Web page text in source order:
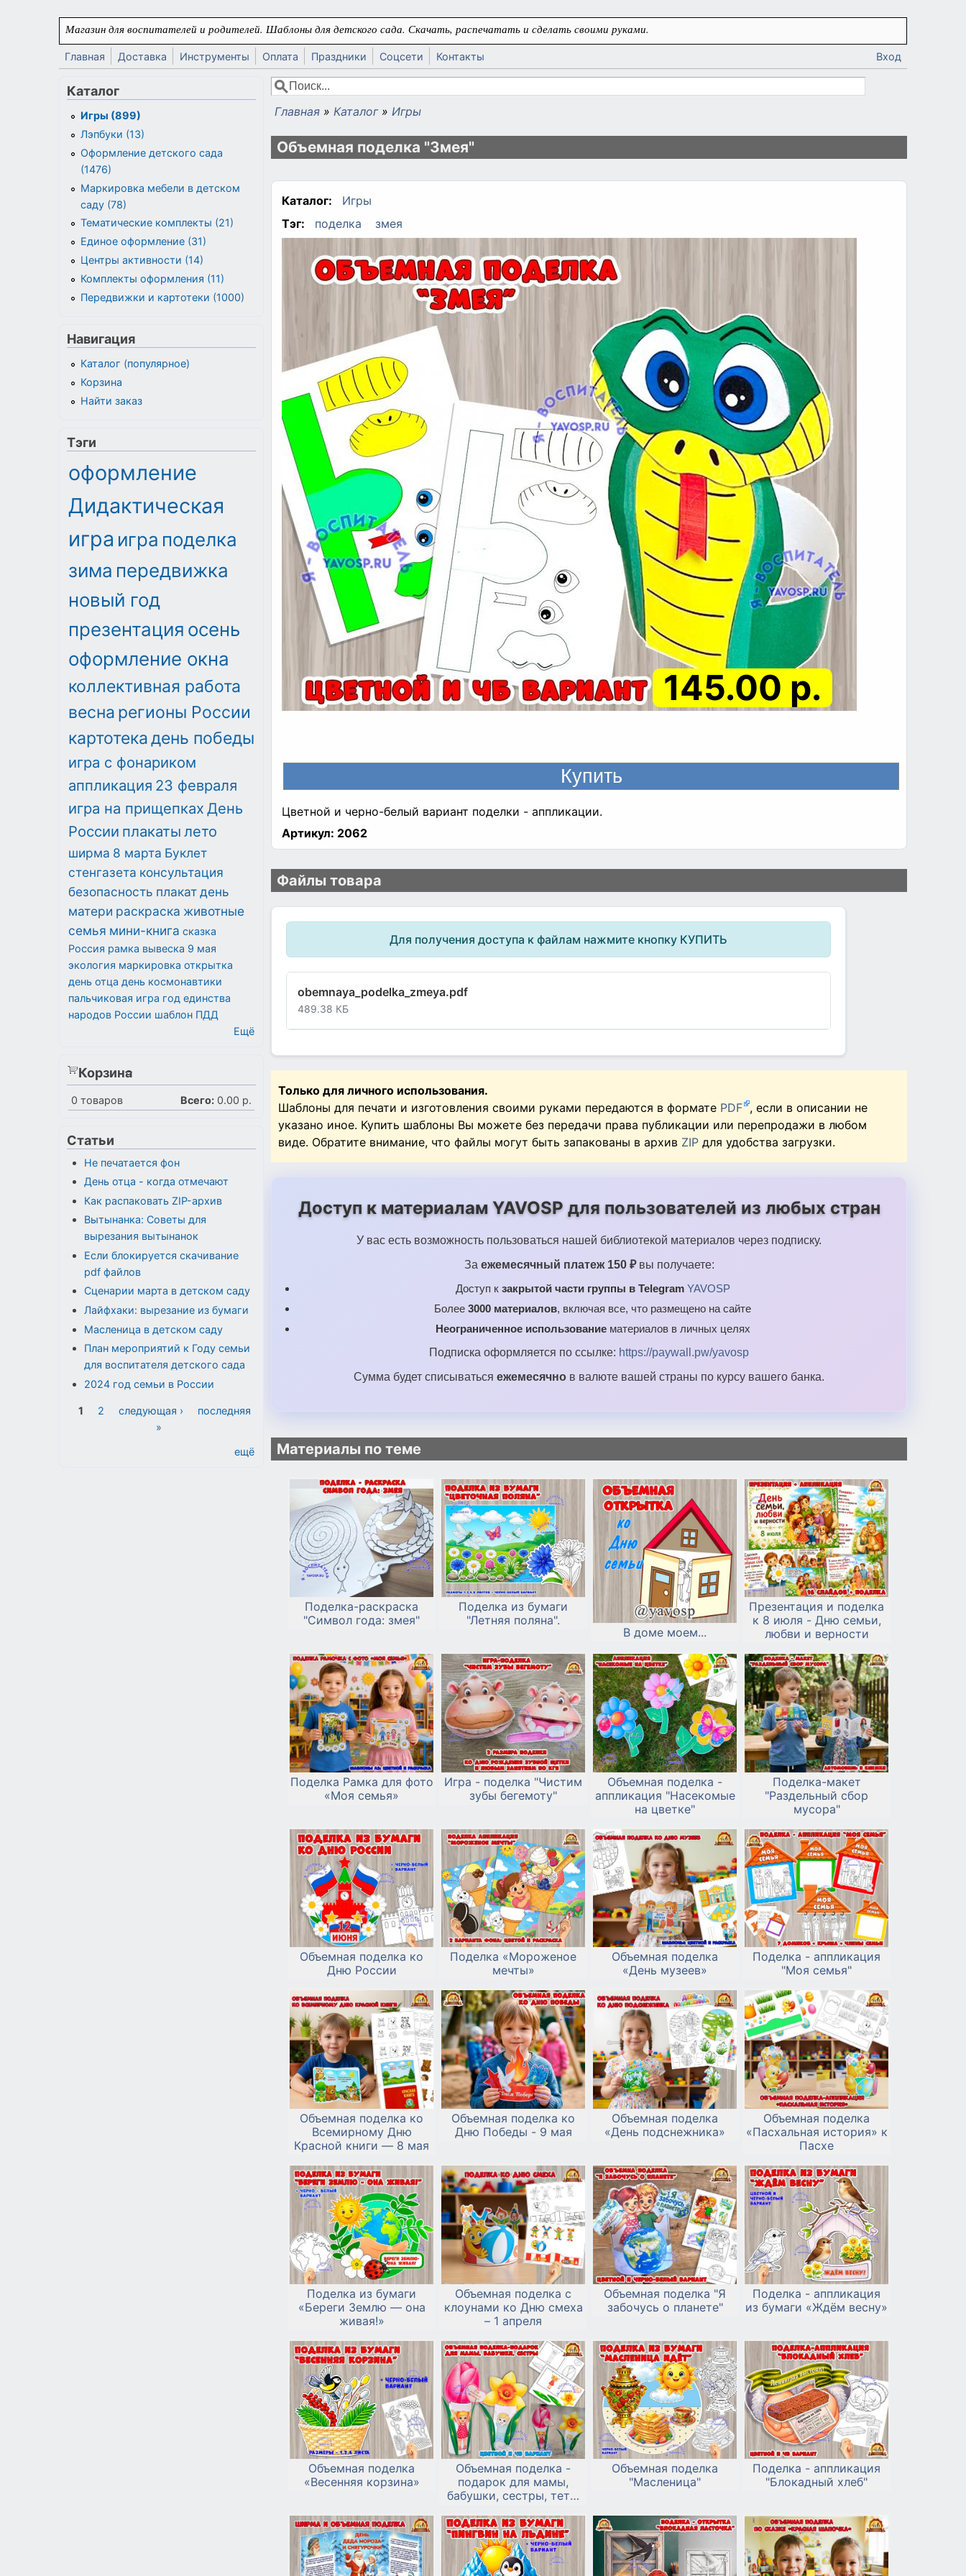
Перейти к основному содержанию
Магазин для воспитателей и родителей. Шаблоны для детского сада. Скачать, распечатать и сделать своими руками.
Главная Доставка Инструменты Оплата Праздники Соцсети Контакты Вход
Форма поиска
Поиск
Вы здесь
Главная » Каталог » Игры
Объемная поделка "Змея"
Каталог:
Игры
Тэг:
поделка змея
145.00 р.
Цветной и черно-белый вариант поделки - аппликации.
Артикул: 2062
Файлы товара
Для получения доступа к файлам нажмите кнопку КУПИТЬ
obemnaya_podelka_zmeya.pdf
489.38 КБ
Только для личного использования.
Шаблоны для печати и изготовления своими руками передаются в формате PDF , если в описании не
указано иное. Купить шаблоны Вы можете без передачи права публикации или перепродажи в любом
виде. Обратите внимание, что файлы могут быть запакованы в архив ZIP для удобства загрузки.
Доступ к материалам YAVOSP для пользователей из любых стран
У вас есть возможность пользоваться нашей библиотекой материалов через подписку.
За ежемесячный платеж 150 ₽вы получаете:
Доступ к закрытой части группы в Telegram YAVOSP
Более 3000 материалов, включая все, что размещено на сайте
Неограниченное использованиематериалов в личных целях
Подписка оформляется по ссылке: https://paywall.pw/yavosp
Сумма будет списываться ежемесячно в валюте вашей страны по курсу вашего банка.
Материалы по теме
Поделка-раскраска
"Символ года: змея"
Поделка из бумаги
"Летняя поляна".
В доме моем...
Презентация и поделка
к 8 июля - Дню семьи,
любви и верности
Поделка Рамка для фото
«Моя семья»
Игра - поделка "Чистим
зубы бегемоту"
Объемная поделка -
аппликация "Насекомые
на цветке"
Поделка-макет
"Раздельный сбор
мусора"
Объемная поделка ко
Дню России
Поделка «Мороженое
мечты»
Объемная поделка
«День музеев»
Поделка - аппликация
"Моя семья"
Объемная поделка ко
Всемирному Дню
Красной книги — 8 мая
Объемная поделка ко
Дню Победы - 9 мая
Объемная поделка
«День подснежника»
Объемная поделка
«Пасхальная история» к
Пасхе
Поделка из бумаги
«Береги Землю — она
живая!»
Объемная поделка с
клоунами ко Дню смеха
– 1 апреля
Объемная поделка "Я
забочусь о планете"
Поделка - аппликация
из бумаги «Ждём весну»
Объемная поделка
«Весенняя корзина»
Объемная поделка -
подарок для мамы,
бабушки, сестры, тети,
Объемная поделка
"Масленица"
Поделка - аппликация
"Блокадный хлеб"
Каталог
Игры (899)
Лэпбуки (13)
Оформление детского сада
(1476)
Маркировка мебели в детском
саду (78)
Тематические комплекты (21)
Единое оформление (31)
Центры активности (14)
Комплекты оформления (11)
Передвижки и картотеки (1000)
Навигация
Каталог (популярное)
Корзина
Найти заказ
Тэги
оформление
Дидактическая
игра игра поделка
зима передвижка
новый год
презентация осень
оформление окна
коллективная работа
весна регионы России
картотекадень победы
игра с фонариком
аппликация 23 февраля
игра на прищепках День
России плакаты лето
ширма 8 марта Буклет
стенгазета консультация
безопасность плакатдень
матери раскраска животные
семья мини-книга сказка
Россия рамка вывеска 9 мая
экология маркировка открытка
день отца день космонавтики
пальчиковая игра год единства
народов России шаблон ПДД
Ещё
Корзина
0 товаров Всего: 0.00 р.
Статьи
Не печатается фон
День отца - когда отмечают
Как распаковать ZIP-архив
Вытынанка: Советы для
вырезания вытынанок
Если блокируется скачивание
pdf файлов
Сценарии марта в детском саду
Лайфхаки: вырезание из бумаги
Масленица в детском саду
План мероприятий к Году семьи
для воспитателя детского сада
2024 год семьи в России
Страницы
1 2 следующая ›
последняя
»
ещё